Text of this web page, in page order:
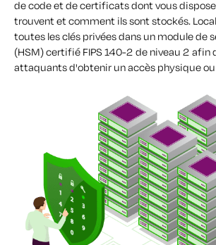
de code et de certificats dont vous
trouvent et comment ils sont stockés.
toutes les clés privées dans un module de
(HSM) certifié FIPS 140-2 de niveau 2 afin
attaquants d'obtenir un accès physique